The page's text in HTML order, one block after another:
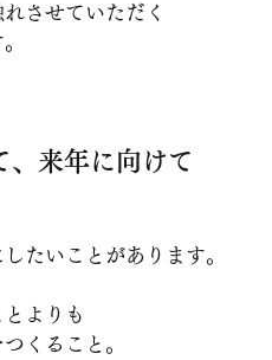
させていただく
、来年に向けて
たいことがあります。
よりも
くること。